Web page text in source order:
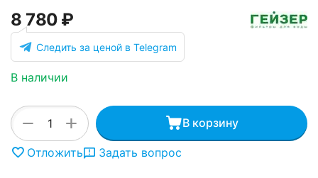
8 780 ₽
Следить за ценой в Telegram
В наличии
+
− В корзину
Отложить Задать вопрос